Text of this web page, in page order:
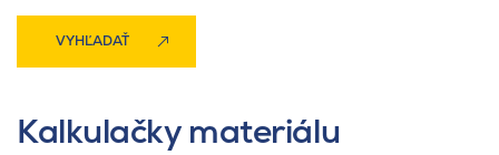
VYHĽADAŤ
Kalkulačky materiálu